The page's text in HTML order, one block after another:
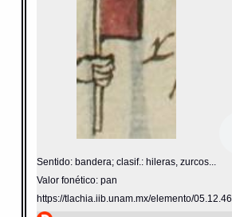
Sentido: bandera; clasif.: hileras, zurcos...
Valor fonético: pan
https://tlachia.iib.unam.mx/elemento/05.12.46